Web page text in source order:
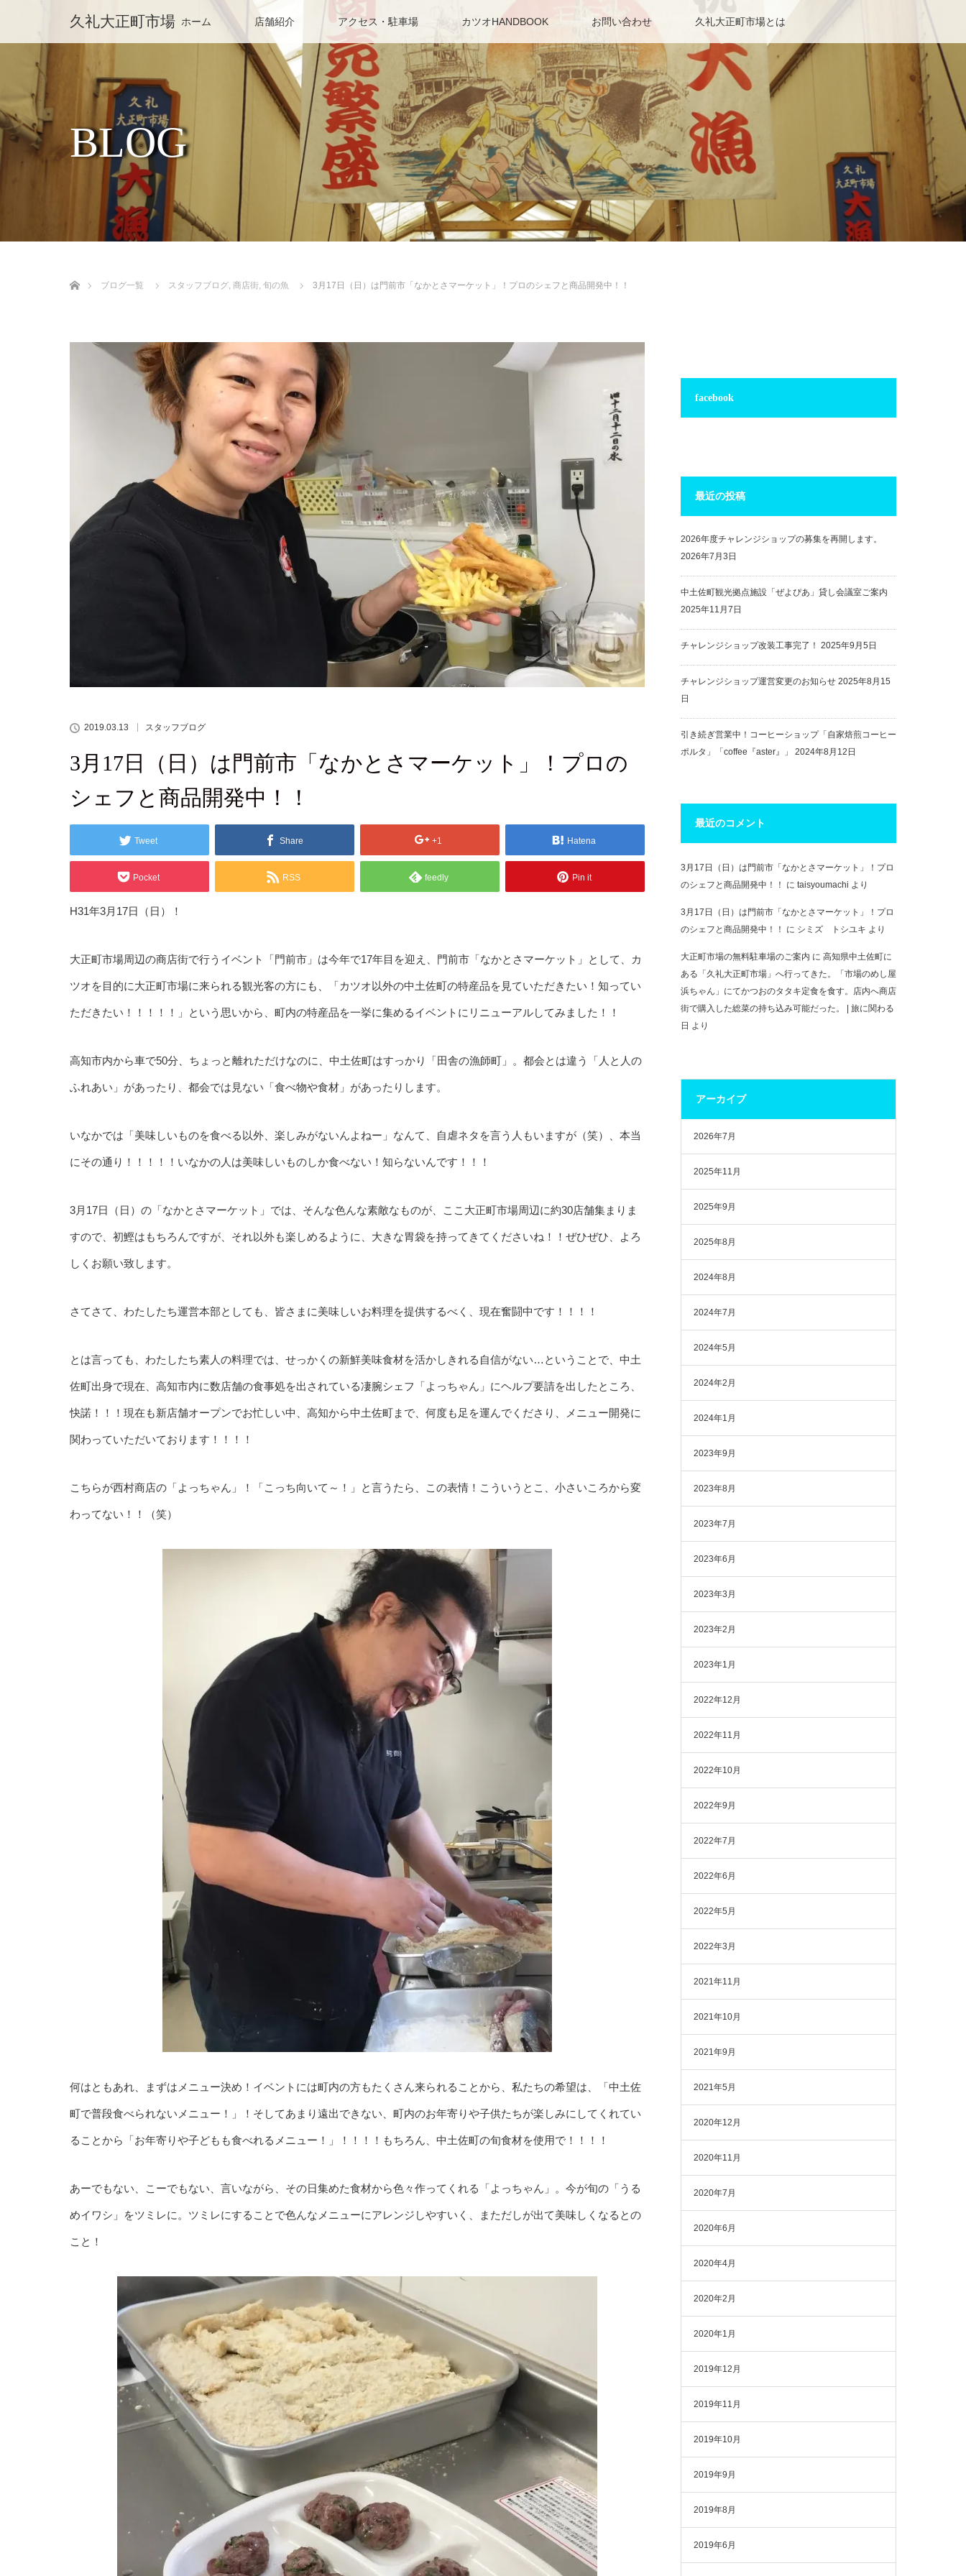
久礼大正町市場 ホーム 店舗紹介 アクセス・駐車場 カツオHANDBOOK お問い合わせ 久礼大正町市場とは
BLOG
ブログ一覧
スタッフブログ, 商店街, 旬の魚 3月17日（日）は門前市「なかとさマーケット」！プロのシェフと商品開発中！！
2019.03.13 スタッフブログ
3月17日（日）は門前市「なかとさマーケット」！プロの
シェフと商品開発中！！
Tweet Share +1 Hatena
Pocket RSS feedly Pin it
H31年3月17日（日）！
大正町市場周辺の商店街で行うイベント「門前市」は今年で17年目を迎え、門前市「なかとさマーケット」として、カ
ツオを目的に大正町市場に来られる観光客の方にも、「カツオ以外の中土佐町の特産品を見ていただきたい！知ってい
ただきたい！！！！！」という思いから、町内の特産品を一挙に集めるイベントにリニューアルしてみました！！
高知市内から車で50分、ちょっと離れただけなのに、中土佐町はすっかり「田舎の漁師町」。都会とは違う「人と人の
ふれあい」があったり、都会では見ない「食べ物や食材」があったりします。
いなかでは「美味しいものを食べる以外、楽しみがないんよねー」なんて、自虐ネタを言う人もいますが（笑）、本当
にその通り！！！！！いなかの人は美味しいものしか食べない！知らないんです！！！
3月17日（日）の「なかとさマーケット」では、そんな色んな素敵なものが、ここ大正町市場周辺に約30店舗集まりま
すので、初鰹はもちろんですが、それ以外も楽しめるように、大きな胃袋を持ってきてくださいね！！ぜひぜひ、よろ
しくお願い致します。
さてさて、わたしたち運営本部としても、皆さまに美味しいお料理を提供するべく、現在奮闘中です！！！！
とは言っても、わたしたち素人の料理では、せっかくの新鮮美味食材を活かしきれる自信がない…ということで、中土
佐町出身で現在、高知市内に数店舗の食事処を出されている凄腕シェフ「よっちゃん」にヘルプ要請を出したところ、
快諾！！！現在も新店舗オープンでお忙しい中、高知から中土佐町まで、何度も足を運んでくださり、メニュー開発に
関わっていただいております！！！！
こちらが西村商店の「よっちゃん」！「こっち向いて～！」と言うたら、この表情！こういうとこ、小さいころから変
わってない！！（笑）
何はともあれ、まずはメニュー決め！イベントには町内の方もたくさん来られることから、私たちの希望は、「中土佐
町で普段食べられないメニュー！」！そしてあまり遠出できない、町内のお年寄りや子供たちが楽しみにしてくれてい
ることから「お年寄りや子どもも食べれるメニュー！」！！！！もちろん、中土佐町の旬食材を使用で！！！！
あーでもない、こーでもない、言いながら、その日集めた食材から色々作ってくれる「よっちゃん」。今が旬の「うる
めイワシ」をツミレに。ツミレにすることで色んなメニューにアレンジしやすいく、まただしが出て美味しくなるとの
こと！
facebook
最近の投稿
2026年度チャレンジショップの募集を再開します。
2026年7月3日
中土佐町観光拠点施設「ぜよぴあ」貸し会議室ご案内
2025年11月7日
チャレンジショップ改装工事完了！ 2025年9月5日
チャレンジショップ運営変更のお知らせ 2025年8月15
日
引き続ぎ営業中！コーヒーショップ「自家焙煎コーヒー
ポルタ」「coffee『aster』」
2024年8月12日
最近のコメント
3月17日（日）は門前市「なかとさマーケット」！プロ
のシェフと商品開発中！！
に taisyoumachi より
3月17日（日）は門前市「なかとさマーケット」！プロ
のシェフと商品開発中！！
に シミズ トシユキ より
大正町市場の無料駐車場のご案内 に 高知県中土佐町に
ある「久礼大正町市場」へ行ってきた。「市場のめし屋
浜ちゃん」にてかつおのタタキ定食を食す。店内へ商店
街で購入した総菜の持ち込み可能だった。 | 旅に関わる
日 より
アーカイブ
2026年7月
2025年11月
2025年9月
2025年8月
2024年8月
2024年7月
2024年5月
2024年2月
2024年1月
2023年9月
2023年8月
2023年7月
2023年6月
2023年3月
2023年2月
2023年1月
2022年12月
2022年11月
2022年10月
2022年9月
2022年7月
2022年6月
2022年5月
2022年3月
2021年11月
2021年10月
2021年9月
2021年5月
2020年12月
2020年11月
2020年7月
2020年6月
2020年4月
2020年2月
2020年1月
2019年12月
2019年11月
2019年10月
2019年9月
2019年8月
2019年6月